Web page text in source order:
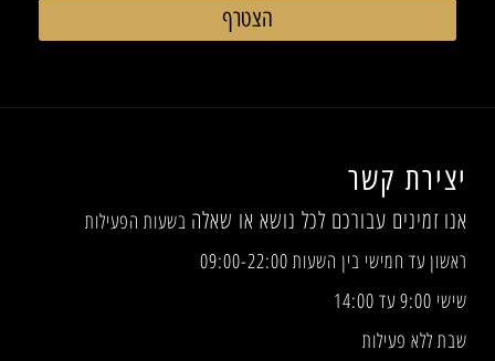
הצטרף
יצירת קשר
אנו זמינים עבורכם לכל נושא או שאלה בשעות הפעילות
ראשון עד חמישי בין השעות 09:00-22:00
שישי 9:00 עד 14:00
שבת ללא פעילות